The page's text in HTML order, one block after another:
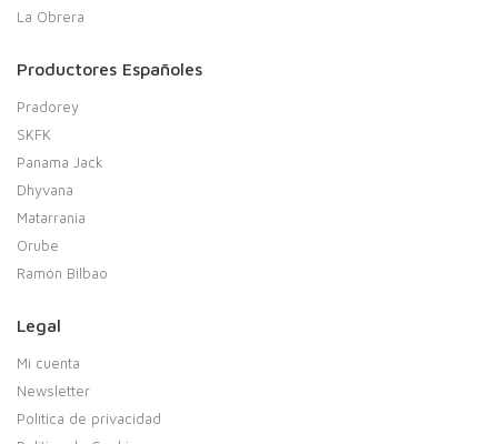
La Obrera
Productores Españoles
Pradorey
SKFK
Panama Jack
Dhyvana
Matarrania
Orube
Ramón Bilbao
Legal
Mi cuenta
Newsletter
Política de privacidad